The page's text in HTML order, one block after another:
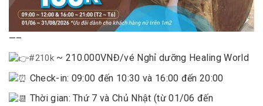
—–
#210k~ 210.000VNĐ/vé Nghỉ dưỡng Healing World
Check-in: 09:00 đến 10:30 và 16:00 đến 20:00
Thời gian: Thứ 7 và Chủ Nhật (từ 01/06 đến